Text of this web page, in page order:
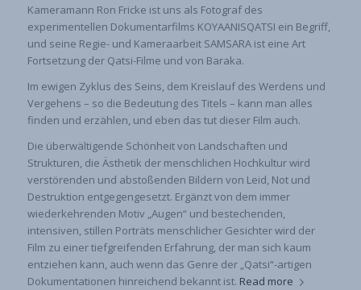
Kameramann Ron Fricke ist uns als Fotograf des
experimentellen Dokumentarfilms KOYAANISQATSI ein Begriff,
und seine Regie- und Kameraarbeit SAMSARA ist eine Art
Fortsetzung der Qatsi-Filme und von Baraka.
Im ewigen Zyklus des Seins, dem Kreislauf des Werdens und
Vergehens – so die Bedeutung des Titels – kann man alles
finden und erzählen, und eben das tut dieser Film auch.
Die überwältigende Schönheit von Landschaften und
Strukturen, die Ästhetik der menschlichen Hochkultur wird
verstörenden und abstoßenden Bildern von Leid, Not und
Destruktion entgegengesetzt. Ergänzt von dem immer
wiederkehrenden Motiv „Augen“ und bestechenden,
intensiven, stillen Porträts menschlicher Gesichter wird der
Film zu einer tiefgreifenden Erfahrung, der man sich kaum
entziehen kann, auch wenn das Genre der „Qatsi“-artigen
Dokumentationen hinreichend bekannt ist. Read more